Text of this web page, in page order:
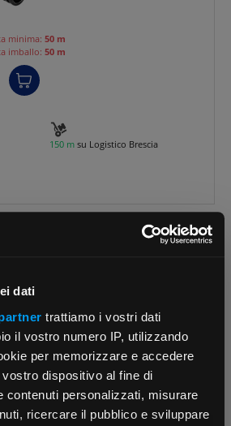
dati
trattiamo i vostri dati
il vostro numero IP, utilizzando
per memorizzare e accedere
dispositivo al fine di
contenuti personalizzati, misurare
ricercare il pubblico e sviluppare
minima: 50 m
imballo: 50 m
150 m su Logistico Brescia
per tubi corrugati el...